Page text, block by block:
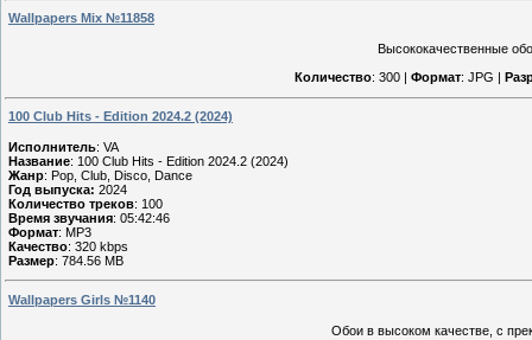
Wallpapers Mix №11858
Высококачественные
Количество: 300 | Формат: JPG |
100 Club Hits - Edition 2024.2 (2024)
Исполнитель: VA
Название: 100 Club Hits - Edition 2024.2 (2024)
Жанр: Pop, Club, Disco, Dance
Год выпуска: 2024
Количество треков: 100
Время звучания: 05:42:46
Формат: MP3
Качество: 320 kbps
Размер: 784.56 MB
Wallpapers Girls №1140
Обои в высоком качестве, с